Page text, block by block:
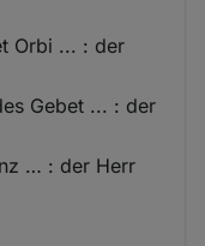
Orbi ... : der
Gebet ... : der
… : der Herr